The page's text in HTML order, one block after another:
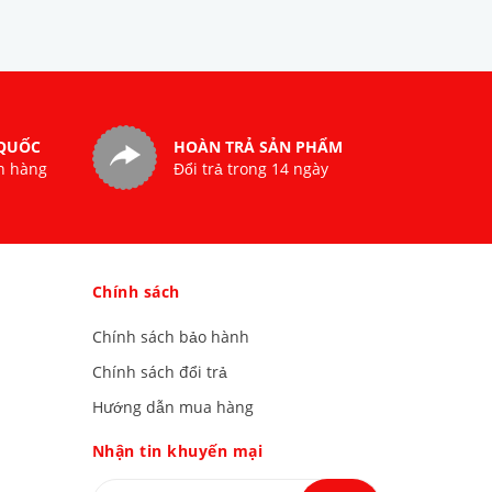
hàng
HOÀN TRẢ SẢN PHẨM
Đổi trả trong 14 ngày
Chính sách
Chính sách bảo hành
Chính sách đổi trả
Hướng dẫn mua hàng
Nhận tin khuyến mại